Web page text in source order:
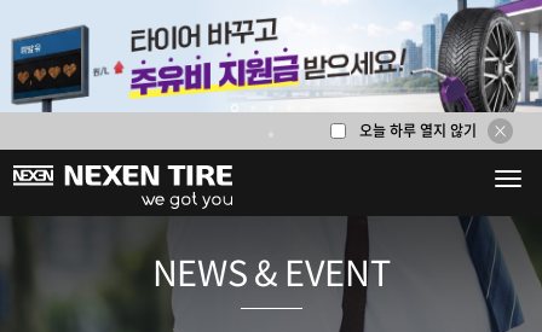
5
오늘 하루 열지 않기